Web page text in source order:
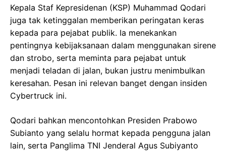
Kepala Staf Kepresidenan (KSP) Muhammad Qodari
juga tak ketinggalan memberikan peringatan keras
kepada para pejabat publik. Ia menekankan
pentingnya kebijaksanaan dalam menggunakan sirene
dan strobo, serta meminta para pejabat untuk
menjadi teladan di jalan, bukan justru menimbulkan
keresahan. Pesan ini relevan banget dengan insiden
Cybertruck ini.
Qodari bahkan mencontohkan Presiden Prabowo
Subianto yang selalu hormat kepada pengguna jalan
lain, serta Panglima TNI Jenderal Agus Subiyanto